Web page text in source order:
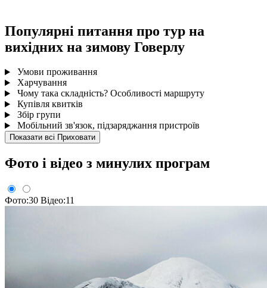
Популярні питання про тур на
вихідних на зимову Говерлу
Умови проживання
Харчування
Чому така складність? Особливості маршруту
Купівля квитків
Збір групи
Мобільний зв'язок, підзаряджання пристроїв
Показати всі Приховати
Фото і відео з минулих програм
Фото:30 Відео:11